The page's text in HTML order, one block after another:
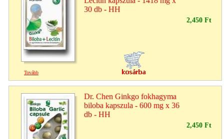
30 db - HH
2,450 Ft
Tovább
Dr. Chen Ginkgo fokhagyma
biloba kapszula - 600 mg x 36
db - HH
2,450 Ft